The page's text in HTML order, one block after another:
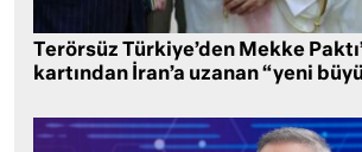
Terörsüz Türkiye’den Mekke
kartından İran’a uzanan “yeni